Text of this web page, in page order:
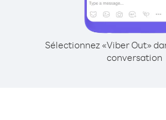
Sélectionnez «Viber Out»
conversation